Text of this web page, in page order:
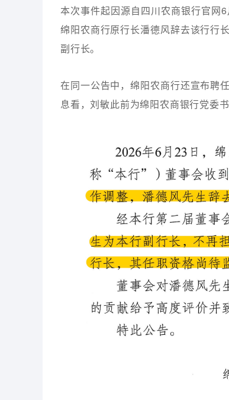
本次事件起因源自四川农商银行官网
绵阳农商行原行长潘德风辞去该行行
副行长。
在同一公告中，绵阳农商行还宣布聘
息看，刘敏此前为绵阳农商银行党委